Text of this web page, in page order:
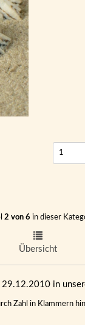
2 von 6 in dieser
Übersicht
in
Zahl in Klammern